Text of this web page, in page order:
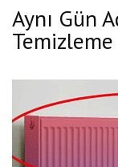
Aynı Gün
Temizleme